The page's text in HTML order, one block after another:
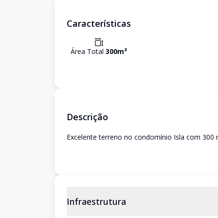
Características
Área Total 300m²
Descrição
Excelente terreno no condomínio Isla com 300
Infraestrutura